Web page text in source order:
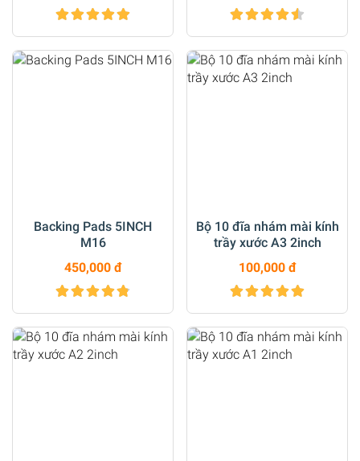
Backing Pads 5INCH
M16
450,000 đ
Bộ 10 đĩa nhám mài kính
trầy xước A3 2inch
100,000 đ